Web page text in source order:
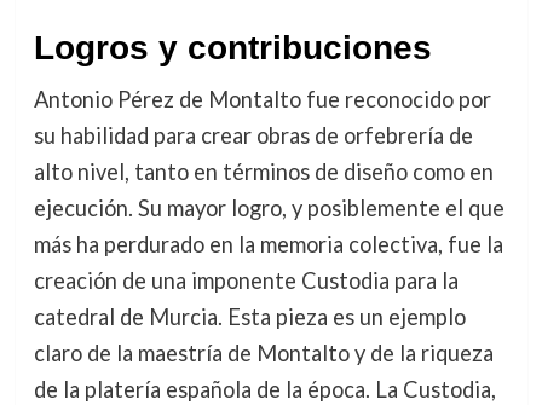
Logros y contribuciones
Antonio Pérez de Montalto fue reconocido por
su habilidad para crear obras de orfebrería de
alto nivel, tanto en términos de diseño como en
ejecución. Su mayor logro, y posiblemente el que
más ha perdurado en la memoria colectiva, fue la
creación de una imponente Custodia para la
catedral de Murcia. Esta pieza es un ejemplo
claro de la maestría de Montalto y de la riqueza
de la platería española de la época. La Custodia,